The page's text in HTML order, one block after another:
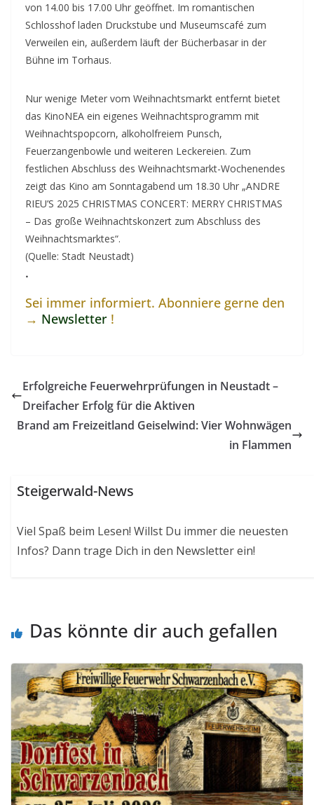
von 14.00 bis 17.00 Uhr geöffnet. Im romantischen
Schlosshof laden Druckstube und Museumscafé zum
Verweilen ein, außerdem läuft der Bücherbasar in der
Bühne im Torhaus.
Nur wenige Meter vom Weihnachtsmarkt entfernt bietet
das KinoNEA ein eigenes Weihnachtsprogramm mit
Weihnachtspopcorn, alkoholfreiem Punsch,
Feuerzangenbowle und weiteren Leckereien. Zum
festlichen Abschluss des Weihnachtsmarkt-Wochenendes
zeigt das Kino am Sonntagabend um 18.30 Uhr „ANDRE
RIEU’S 2025 CHRISTMAS CONCERT: MERRY CHRISTMAS
– Das große Weihnachtskonzert zum Abschluss des
Weihnachtsmarktes“.
(Quelle: Stadt Neustadt)
.
Sei immer informiert. Abonniere gerne den
→ Newsletter !
Erfolgreiche Feuerwehrprüfungen in Neustadt –
Dreifacher Erfolg für die Aktiven
Brand am Freizeitland Geiselwind: Vier Wohnwägen
in Flammen
Steigerwald-News
Viel Spaß beim Lesen! Willst Du immer die neuesten
Infos? Dann trage Dich in den Newsletter ein!
Das könnte dir auch gefallen